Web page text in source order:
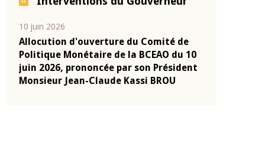
04 mars 2026
Allocution d'ouverture du Comité de
Politique Monétaire de la BCEAO du 4
mars 2026, prononcée par son Président
Monsieur Jean-Claude Kassi BROU